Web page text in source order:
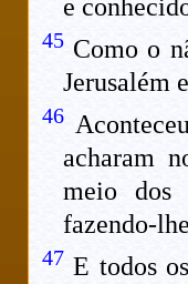
e
45 Como o
Jerusalém
46
acharam
meio dos
fazendo-
47 E todos